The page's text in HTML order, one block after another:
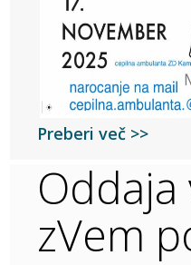
Preberi več >>
Oddaja
zVem